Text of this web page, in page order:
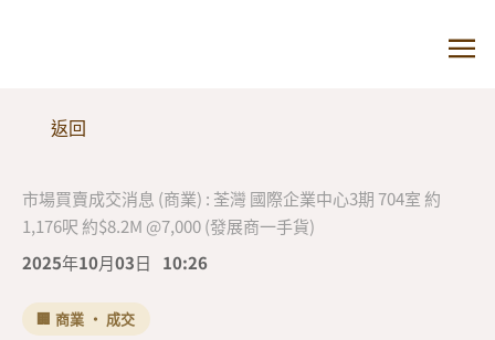
返回
市場買賣成交消息 (商業) : 荃灣 國際企業中心3期 704室 約
1,176呎 約$8.2M @7,000 (發展商一手貨)
2025年10月03日
10:26
🏢 商業 · 成交